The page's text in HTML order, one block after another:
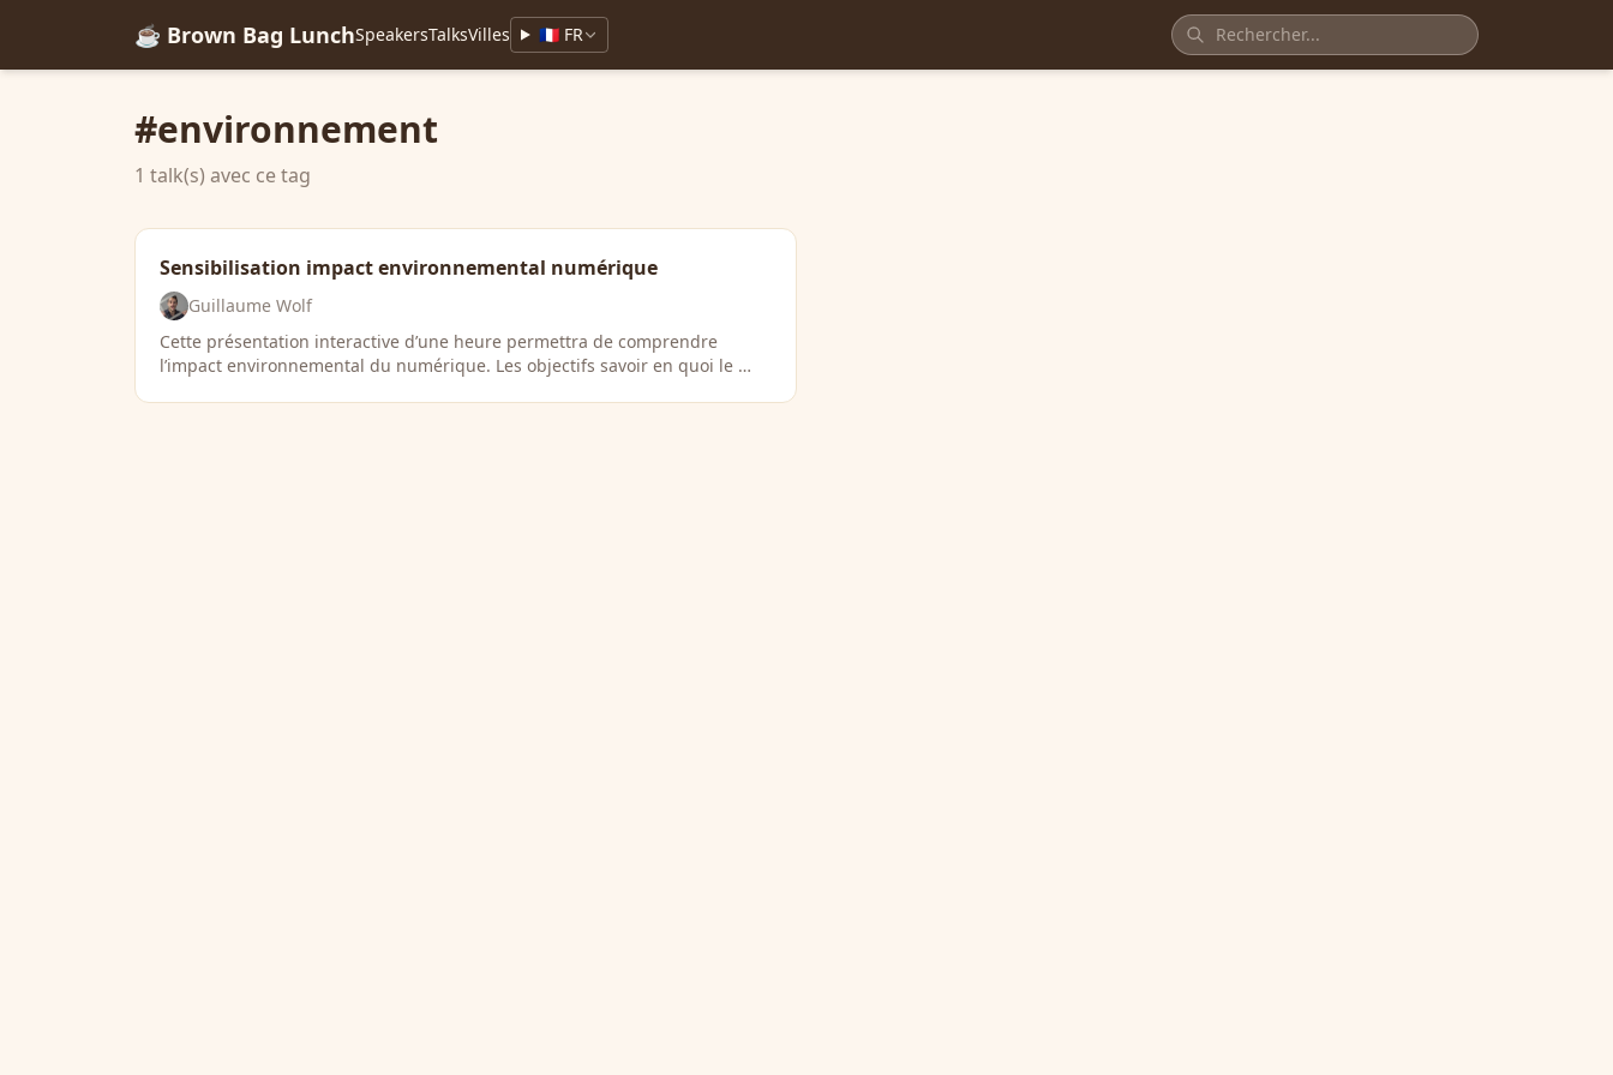
☕ Brown Bag LunchSpeakersTalksVilles 🇫🇷 FR
#environnement
1 talk(s) avec ce tag
Sensibilisation impact environnemental numérique
Guillaume Wolf
Cette présentation interactive d’une heure permettra de comprendre
l’impact environnemental du numérique. Les objectifs savoir en quoi le …